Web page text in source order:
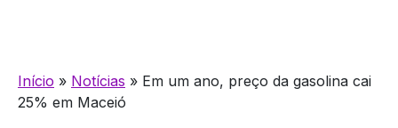
Início » Notícias » Em um ano, preço da gasolina cai
25% em Maceió